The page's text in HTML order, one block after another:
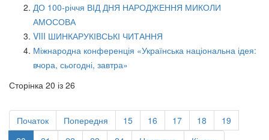
ДО 100-річчя ВІД ДНЯ НАРОДЖЕННЯ МИКОЛИ
АМОСОВА
VIII ШИНКАРУКІВСЬКІ ЧИТАННЯ
Міжнародна конференція «Українська національна ідея:
вчора, сьогодні, завтра»
Сторінка 20 із 26
Початок Попередня 15 16 17 18
19